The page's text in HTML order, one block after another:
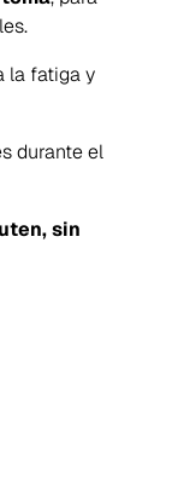
la fatiga y
durante el
sin